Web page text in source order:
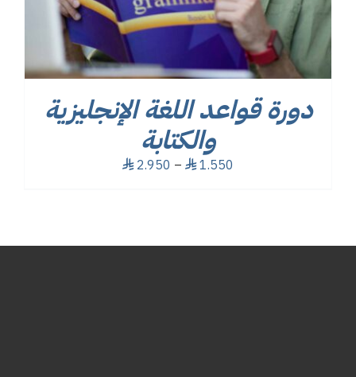
دورة قواعد اللغة الإنجليزية
والكتابة
⃁1.550
–
⃁2.950
السعر: